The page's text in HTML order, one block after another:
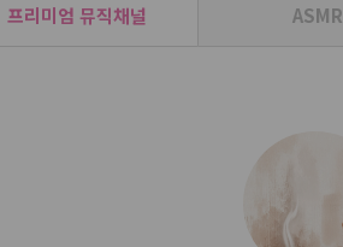
프리미엄 뮤직채널 ASMR